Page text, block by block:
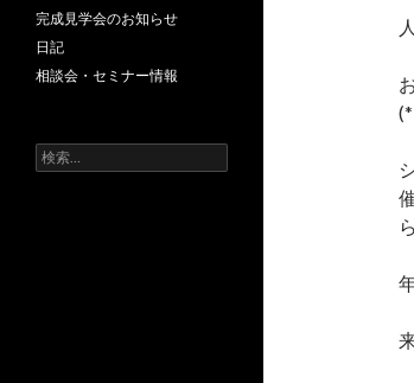
完成見学会のお知らせ
日記
相談会・セミナー情報
検
索: